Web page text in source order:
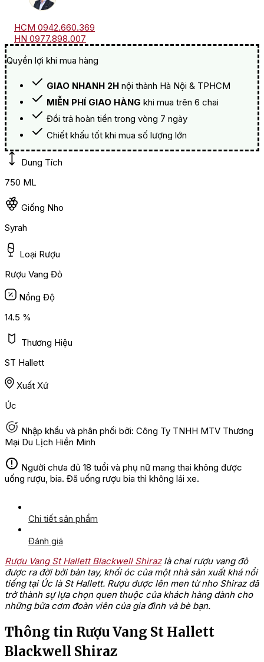
HCM 0942.660.369
HN 0977.898.007
Quyền lợi khi mua hàng
GIAO NHANH 2H nội thành Hà Nội & TPHCM
MIỄN PHÍ GIAO HÀNG khi mua trên 6 chai
Đổi trả hoàn tiền trong vòng 7 ngày
Chiết khấu tốt khi mua số lượng lớn
Dung Tích
750 ML
Giống Nho
Syrah
Loại Rượu
Rượu Vang Đỏ
Nồng Độ
14.5 %
Thương Hiệu
ST Hallett
Xuất Xứ
Úc
Nhập khẩu và phân phối bởi: Công Ty TNHH MTV Thương
Mại Du Lịch Hiền Minh
Người chưa đủ 18 tuổi và phụ nữ mang thai không được
uống rượu, bia. Đã uống rượu bia thì không lái xe.
Chi tiết sản phẩm
Đánh giá
Rượu Vang St Hallett Blackwell Shirazlà chai rượu vang đỏ
được ra đời bởi bàn tay, khối óc của một nhà sản xuất khá nổi
tiếng tại Úc là St Hallett. Rượu được lên men từ nho Shiraz đã
trở thành sự lựa chọn quen thuộc của khách hàng dành cho
những bữa cơm đoàn viên của gia đình và bè bạn.
Thông tin Rượu Vang St Hallett
Blackwell Shiraz